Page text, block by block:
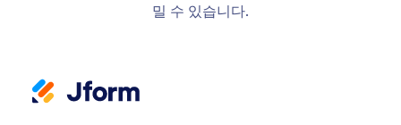
밀 수 있습니다.